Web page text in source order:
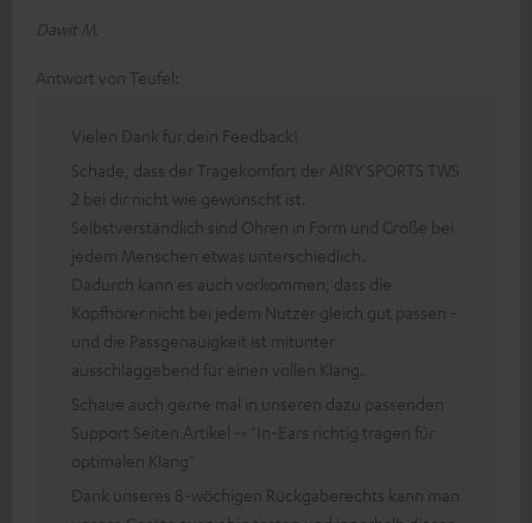
Dawit M.
Antwort von Teufel:
Vielen Dank für dein Feedback!
Schade, dass der Tragekomfort der AIRY SPORTS TWS
2 bei dir nicht wie gewünscht ist.
Selbstverständlich sind Ohren in Form und Größe bei
jedem Menschen etwas unterschiedlich.
Dadurch kann es auch vorkommen, dass die
Kopfhörer nicht bei jedem Nutzer gleich gut passen -
und die Passgenauigkeit ist mitunter
ausschlaggebend für einen vollen Klang.
Schaue auch gerne mal in unseren dazu passenden
Support Seiten Artikel -> "In-Ears richtig tragen für
optimalen Klang"
Dank unseres 8-wöchigen Rückgaberechts kann man